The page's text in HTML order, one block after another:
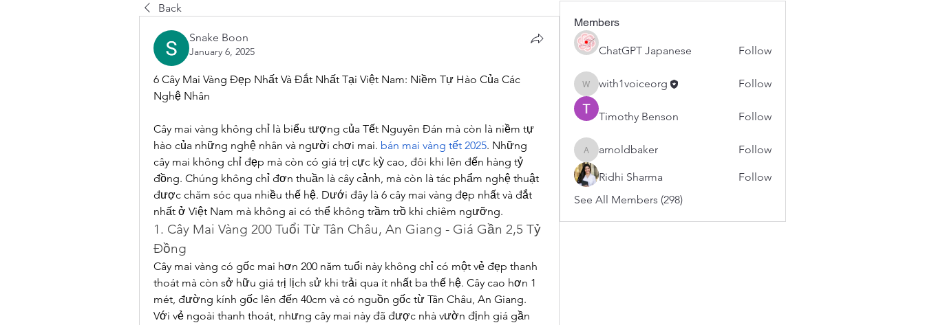
Back
Snake Boon
January 6, 2025
6 Cây Mai Vàng Đẹp Nhất Và Đắt Nhất Tại Việt Nam: Niềm Tự Hào Của Các
Nghệ Nhân
Cây mai vàng không chỉ là biểu tượng của Tết Nguyên Đán mà còn là niềm tự
hào của những nghệ nhân và người chơi mai. bán mai vàng tết 2025. Những
cây mai không chỉ đẹp mà còn có giá trị cực kỳ cao, đôi khi lên đến hàng tỷ
đồng. Chúng không chỉ đơn thuần là cây cảnh, mà còn là tác phẩm nghệ thuật
được chăm sóc qua nhiều thế hệ. Dưới đây là 6 cây mai vàng đẹp nhất và đắt
nhất ở Việt Nam mà không ai có thể không trầm trồ khi chiêm ngưỡng.
1. Cây Mai Vàng 200 Tuổi Từ Tân Châu, An Giang - Giá Gần 2,5 Tỷ
Đồng
Cây mai vàng có gốc mai hơn 200 năm tuổi này không chỉ có một vẻ đẹp thanh
thoát mà còn sở hữu giá trị lịch sử khi trải qua ít nhất ba thế hệ. Cây cao hơn 1
mét, đường kính gốc lên đến 40cm và có nguồn gốc từ Tân Châu, An Giang.
Với vẻ ngoài thanh thoát, nhưng cây mai này đã được nhà vườn định giá gần
Members
ChatGPT Japanese Follow
with1voiceorg
with1voiceorg Follow
Timothy Benson Follow
arnoldbaker
arnoldbaker Follow
Ridhi Sharma
Follow
See All Members (298)